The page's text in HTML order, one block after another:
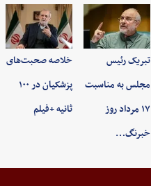
تبریک رئیس
مجلس به مناسبت
۱۷ مرداد روز
خبرنگ…
خلاصه صحبت‌های
پزشکیان در ۱۰۰
ثانیه +فیلم